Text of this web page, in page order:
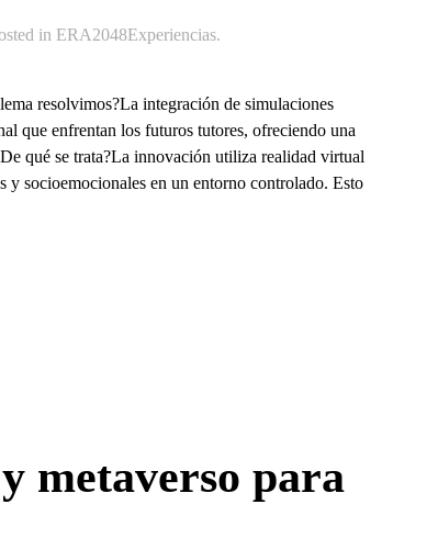
in ERA2048Experiencias.
resolvimos?La integración de simulaciones
que enfrentan los futuros tutores, ofreciendo una
qué se trata?La innovación utiliza realidad virtual
y socioemocionales en un entorno controlado. Esto
metaverso para